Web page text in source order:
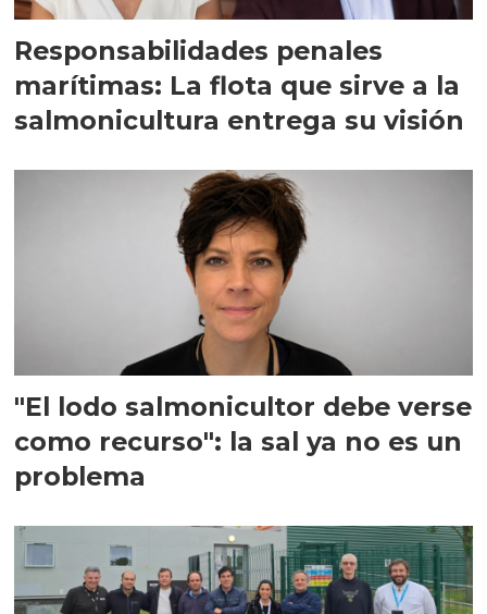
Responsabilidades penales
marítimas: La flota que sirve a la
salmonicultura entrega su visión
"El lodo salmonicultor debe verse
como recurso": la sal ya no es un
problema